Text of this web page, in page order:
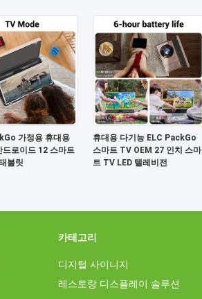
가정용 휴대용
드로이드 12 스마트
블릿
휴대용 다기능 ELC PackGo
스마트 TV OEM 27 인치 스마
트 TV LED 텔레비전
카테고리
디지털 사이니지
레스토랑 디스플레이 솔루션